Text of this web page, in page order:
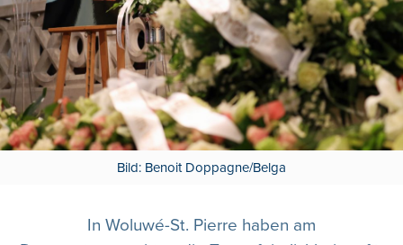
Bild: Benoit Doppagne/Belga
In Woluwé-St. Pierre haben am